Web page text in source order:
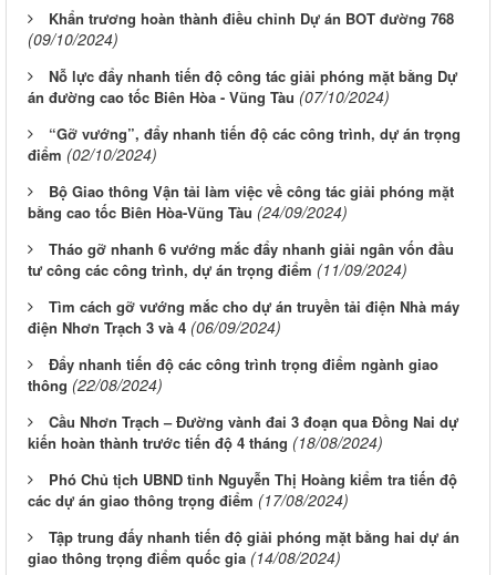
Khẩn trương hoàn thành điều chỉnh Dự án BOT đường 768
(09/10/2024)
Nỗ lực đẩy nhanh tiến độ công tác giải phóng mặt bằng Dự
án đường cao tốc Biên Hòa - Vũng Tàu (07/10/2024)
“Gỡ vướng”, đẩy nhanh tiến độ các công trình, dự án trọng
điểm (02/10/2024)
Bộ Giao thông Vận tải làm việc về công tác giải phóng mặt
bằng cao tốc Biên Hòa-Vũng Tàu (24/09/2024)
Tháo gỡ nhanh 6 vướng mắc đẩy nhanh giải ngân vốn đầu
tư công các công trình, dự án trọng điểm (11/09/2024)
Tìm cách gỡ vướng mắc cho dự án truyền tải điện Nhà máy
điện Nhơn Trạch 3 và 4 (06/09/2024)
Đẩy nhanh tiến độ các công trình trọng điểm ngành giao
thông (22/08/2024)
Cầu Nhơn Trạch – Đường vành đai 3 đoạn qua Đồng Nai dự
kiến hoàn thành trước tiến độ 4 tháng (18/08/2024)
Phó Chủ tịch UBND tỉnh Nguyễn Thị Hoàng kiểm tra tiến độ
các dự án giao thông trọng điểm (17/08/2024)
Tập trung đấy nhanh tiến độ giải phóng mặt bằng hai dự án
giao thông trọng điểm quốc gia (14/08/2024)